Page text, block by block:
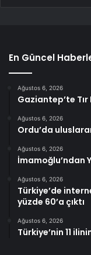
En Güncel
Ağustos 6, 2026
Gaziantep’te Tır
Ağustos 6, 2026
Ordu’da
Ağustos 6, 2026
İmamoğlu’ndan
Ağustos 6, 2026
Türkiye’de
yüzde 60’a çıktı
Ağustos 6, 2026
Türkiye’nin 11